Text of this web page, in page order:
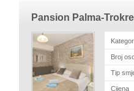
Pansion Palma-
Broj
Tip
Cijena